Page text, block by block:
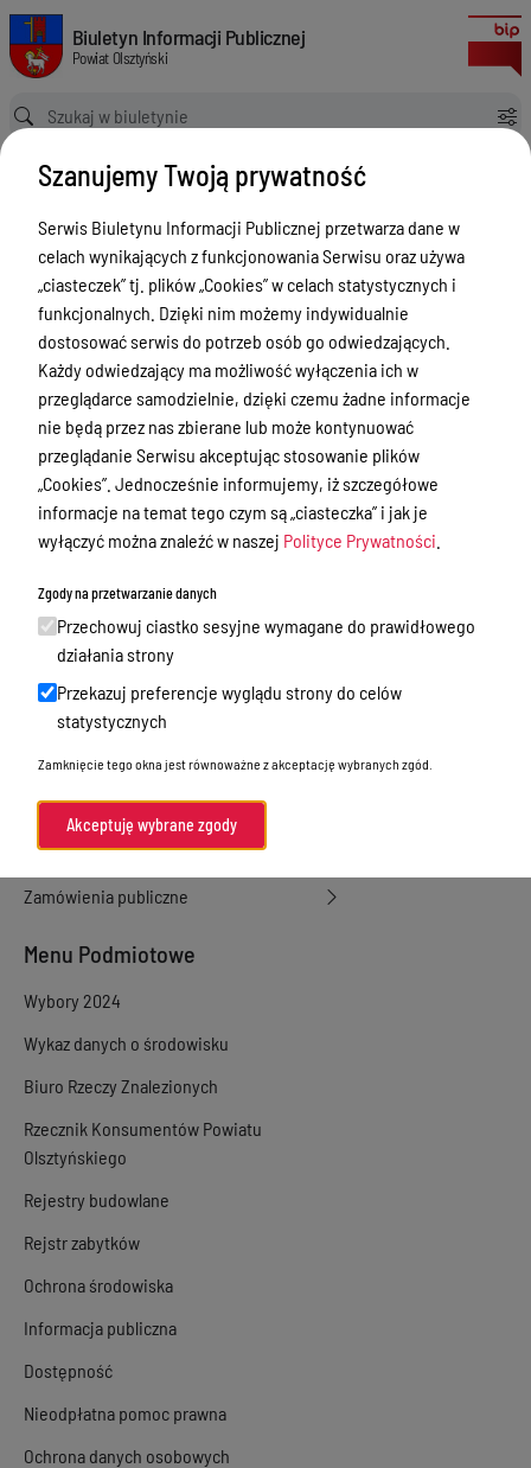
Informacje o instalacjach wytwarzających pole elektromagnetyczne
Biuletyn Informacji Publicznej Powiat Olsztyński
Biuletyn Informacji Publicznej
Powiat Olsztyński
Ścieżka powrotu
Strona główna
Ochrona środowiska BK
Informacje o instalacjach wytwarzających pole elektromagnetyczne objętych obowiązkiem zgłoszenia
Ochrona środowiska BK
Menu Przedmiotowe
Kontakt i telefony w urzędzie
Ogłoszenia
Powiat Olsztyński
Rada Powiatu
Starostwo Powiatowe
Zbycie, użytkowanie wieczyste, najem,
dzierżawa, użyczenie
Sprawy załatwiane w urzędzie
Sprawy załatwiane internetowo
Oświadczenia majątkowe
e-Puap/ e-Doręczenia
Petycje
Praca
Akty prawne
Zamówienia publiczne
Menu Podmiotowe
Wybory 2024
Wykaz danych o środowisku
Biuro Rzeczy Znalezionych
Rzecznik Konsumentów Powiatu
Olsztyńskiego
Rejestry budowlane
Rejstr zabytków
Ochrona środowiska
Informacja publiczna
Dostępność
Nieodpłatna pomoc prawna
Ochrona danych osobowych
Szanujemy Twoją prywatność
Serwis Biuletynu Informacji Publicznej przetwarza dane w
celach wynikających z funkcjonowania Serwisu oraz używa
„ciasteczek” tj. plików „Cookies” w celach statystycznych i
funkcjonalnych. Dzięki nim możemy indywidualnie
dostosować serwis do potrzeb osób go odwiedzających.
Każdy odwiedzający ma możliwość wyłączenia ich w
przeglądarce samodzielnie, dzięki czemu żadne informacje
nie będą przez nas zbierane lub może kontynuować
przeglądanie Serwisu akceptując stosowanie plików
„Cookies”. Jednocześnie informujemy, iż szczegółowe
informacje na temat tego czym są „ciasteczka” i jak je
wyłączyć można znaleźć w naszej Polityce Prywatności
Zgody na przetwarzanie danych
Przechowuj ciastko sesyjne wymagane do prawidłowego
działania strony
Przekazuj preferencje wyglądu strony do celów
statystycznych
Zamknięcie tego okna jest równoważne z akceptację wybranych zgód.
Akceptuję wybrane zgody